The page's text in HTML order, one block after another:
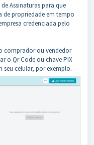
Assinaturas para que
propriedade em tempo
credenciada pelo
comprador ou vendedor
o Qr Code ou chave PIX
celular, por exemplo.